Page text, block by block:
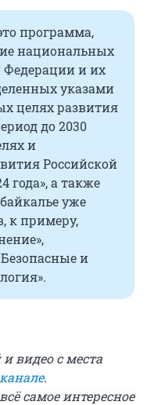
программа,
национальных
Федерации и их
указами
целях развития
до 2030
и
Российской
года», а также
уже
к примеру,
и
видео с места
.
самое интересное